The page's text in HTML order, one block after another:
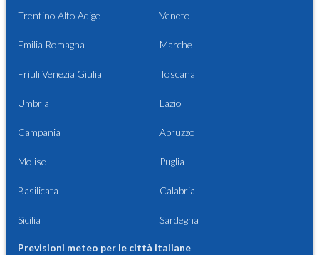
Trentino Alto Adige Veneto
Emilia Romagna Marche
Friuli Venezia Giulia Toscana
Umbria Lazio
Campania Abruzzo
Molise Puglia
Basilicata Calabria
Sicilia Sardegna
Previsioni meteo per le città italiane